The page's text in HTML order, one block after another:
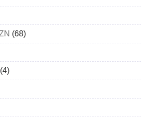
(68)
(4)